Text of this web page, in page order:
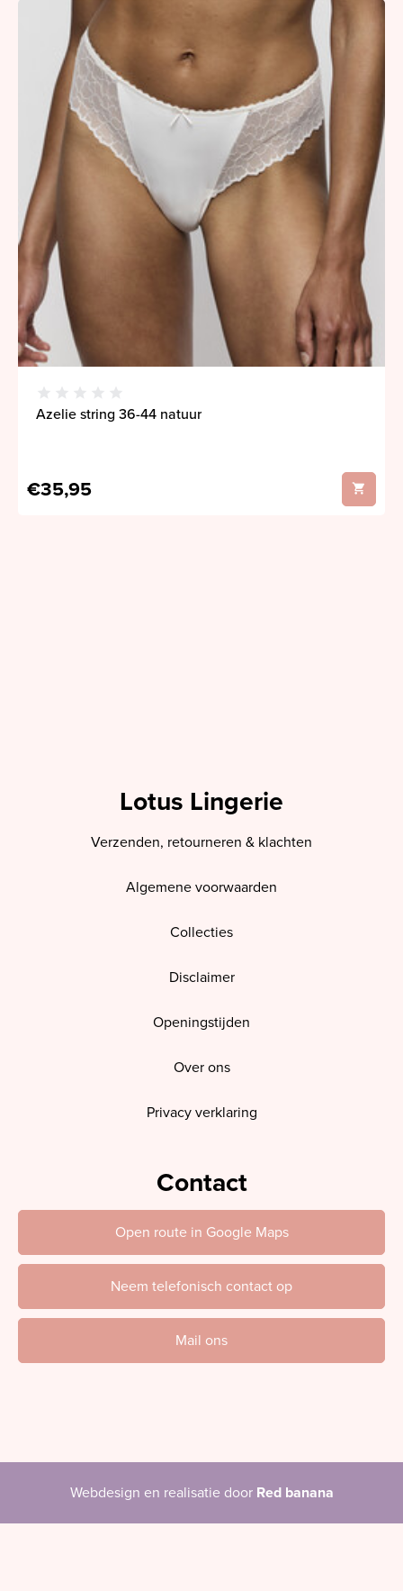
Azelie string 36-44 natuur
€35,95
Lotus Lingerie
Verzenden, retourneren & klachten
Algemene voorwaarden
Collecties
Disclaimer
Openingstijden
Over ons
Privacy verklaring
Contact
Open route in Google Maps
Neem telefonisch contact op
Mail ons
Webdesign en realisatie door Red banana